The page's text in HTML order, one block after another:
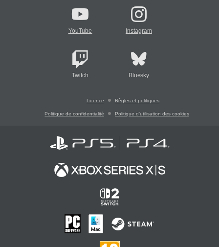
YouTube Instagram
Twitch Bluesky
Licence Règles et politiques
Politique de confidentialité Politique d'utilisation des cookies